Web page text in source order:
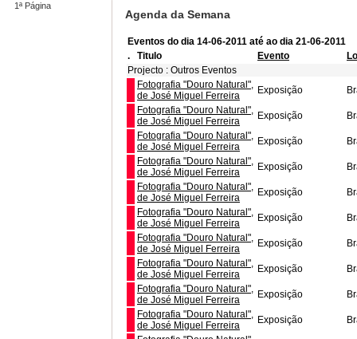
1ª Página
Agenda da Semana
Eventos do dia 14-06-2011 até ao dia 21-06-2011
.
Titulo Evento
Projecto : Outros Eventos
Fotografia "Douro Natural",
de José Miguel Ferreira
Exposição
Fotografia "Douro Natural",
de José Miguel Ferreira
Exposição
Fotografia "Douro Natural",
de José Miguel Ferreira
Exposição
Fotografia "Douro Natural",
de José Miguel Ferreira
Exposição
Fotografia "Douro Natural",
de José Miguel Ferreira
Exposição
Fotografia "Douro Natural",
de José Miguel Ferreira
Exposição
Fotografia "Douro Natural",
de José Miguel Ferreira
Exposição
Fotografia "Douro Natural",
de José Miguel Ferreira
Exposição
Fotografia "Douro Natural",
de José Miguel Ferreira
Exposição
Fotografia "Douro Natural",
de José Miguel Ferreira
Exposição